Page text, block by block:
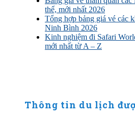
thể, mới nhất 2026
Tổng hợp bảng giá vé các
Ninh Bình 2026
Kinh nghiệm đi Safari
mới nhất từ A – Z
Thông tin du lịch